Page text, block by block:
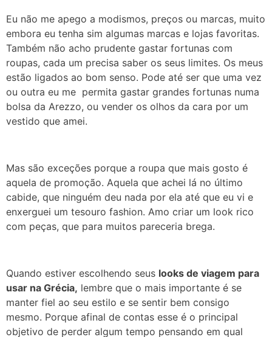
Eu não me apego a modismos, preços ou marcas, muito
embora eu tenha sim algumas marcas e lojas favoritas.
Também não acho prudente gastar fortunas com
roupas, cada um precisa saber os seus limites. Os meus
estão ligados ao bom senso. Pode até ser que uma vez
ou outra eu me permita gastar grandes fortunas numa
bolsa da Arezzo, ou vender os olhos da cara por um
vestido que amei.
Mas são exceções porque a roupa que mais gosto é
aquela de promoção. Aquela que achei lá no último
cabide, que ninguém deu nada por ela até que eu vi e
enxerguei um tesouro fashion. Amo criar um look rico
com peças, que para muitos pareceria brega.
Quando estiver escolhendo seus looks de viagem para
usar na Grécia, lembre que o mais importante é se
manter fiel ao seu estilo e se sentir bem consigo
mesmo. Porque afinal de contas esse é o principal
objetivo de perder algum tempo pensando em qual